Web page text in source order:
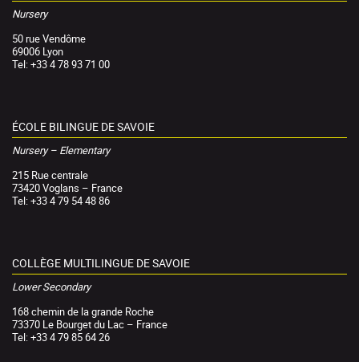
Nursery
50 rue Vendôme
69006 Lyon
Tel: +33 4 78 93 71 00
ÉCOLE BILINGUE DE SAVOIE
Nursery – Elementary
215 Rue centrale
73420 Voglans – France
Tel: +33 4 79 54 48 86
COLLÈGE MULTILINGUE DE SAVOIE
Lower Secondary
168 chemin de la grande Roche
73370 Le Bourget du Lac – France
Tel: +33 4 79 85 64 26